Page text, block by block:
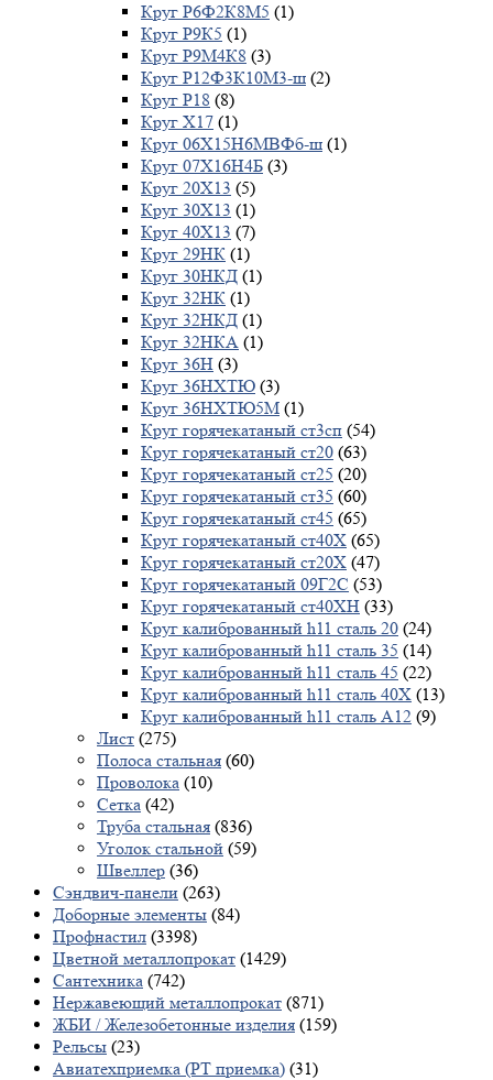
Круг Р6Ф2К8М5 (1)
Круг Р9К5 (1)
Круг Р9М4К8 (3)
Круг Р12Ф3К10М3-ш (2)
Круг Р18 (8)
Круг Х17 (1)
Круг 06Х15Н6МВФб-ш (1)
Круг 07Х16Н4Б (3)
Круг 20Х13 (5)
Круг 30Х13 (1)
Круг 40Х13 (7)
Круг 29НК (1)
Круг 30НКД (1)
Круг 32НК (1)
Круг 32НКД (1)
Круг 32НКА (1)
Круг 36Н (3)
Круг 36НХТЮ (3)
Круг 36НХТЮ5М (1)
Круг горячекатаный ст3сп (54)
Круг горячекатаный ст20 (63)
Круг горячекатаный ст25 (20)
Круг горячекатаный ст35 (60)
Круг горячекатаный ст45 (65)
Круг горячекатаный ст40Х (65)
Круг горячекатаный ст20Х (47)
Круг горячекатаный 09Г2С (53)
Круг горячекатаный ст40ХН (33)
Круг калиброванный h11 сталь 20 (24)
Круг калиброванный h11 сталь 35 (14)
Круг калиброванный h11 сталь 45 (22)
Круг калиброванный h11 сталь 40X (13)
Круг калиброванный h11 сталь А12 (9)
Лист (275)
Полоса стальная (60)
Проволока (10)
Сетка (42)
Труба стальная (836)
Уголок стальной (59)
Швеллер (36)
Сэндвич-панели (263)
Доборные элементы (84)
Профнастил (3398)
Цветной металлопрокат (1429)
Сантехника (742)
Нержавеющий металлопрокат (871)
ЖБИ / Железобетонные изделия (159)
Рельсы (23)
Авиатехприемка (РТ приемка) (31)